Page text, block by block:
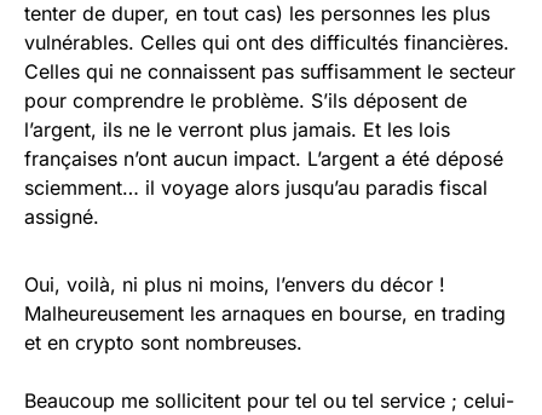
tenter de duper, en tout cas) les personnes les plus
vulnérables. Celles qui ont des difficultés financières.
Celles qui ne connaissent pas suffisamment le secteur
pour comprendre le problème. S’ils déposent de
l’argent, ils ne le verront plus jamais. Et les lois
françaises n’ont aucun impact. L’argent a été déposé
sciemment… il voyage alors jusqu’au paradis fiscal
assigné.
Oui, voilà, ni plus ni moins, l’envers du décor !
Malheureusement les arnaques en bourse, en trading
et en crypto sont nombreuses.
Beaucoup me sollicitent pour tel ou tel service ; celui-